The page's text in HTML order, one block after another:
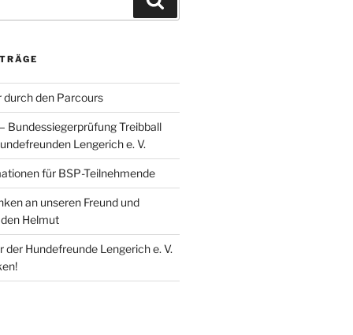
den Parcours
Bundessiegerprüfung Treibball
Lengerich e. V.
für BSP-Teilnehmende
an unseren Freund und
Helmut
der Hundefreunde Lengerich e. V.